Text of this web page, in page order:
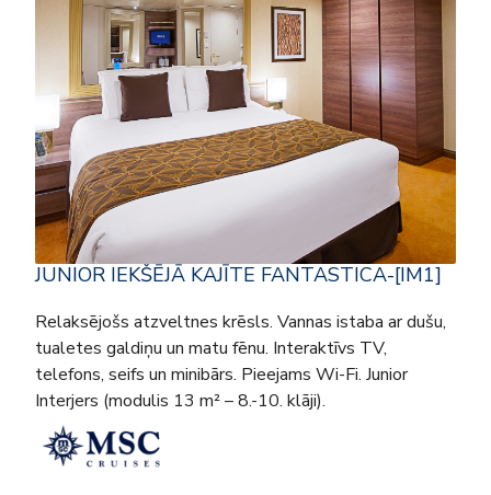
JUNIOR IEKŠĒJĀ KAJĪTE FANTASTICA-[IM1]
Relaksējošs atzveltnes krēsls. Vannas istaba ar dušu,
tualetes galdiņu un matu fēnu. Interaktīvs TV,
telefons, seifs un minibārs. Pieejams Wi-Fi. Junior
Interjers (modulis 13 m² – 8.-10. klāji).